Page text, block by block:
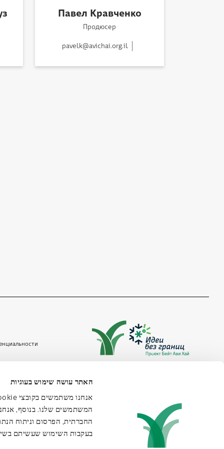
האתר עושה שימוש בעוגיות
המשתמשים שלנו. בנוסף,
החברתית, הפרסום וניתוח
בעקבות השימוש שעשיתם
Павел Кравченко
Продюсер
pavelk@avichai.org.il